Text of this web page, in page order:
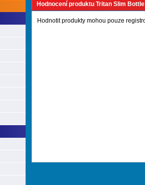
Hodnocení produktu Tritan Slim
Hodnotit produkty mohou pouze